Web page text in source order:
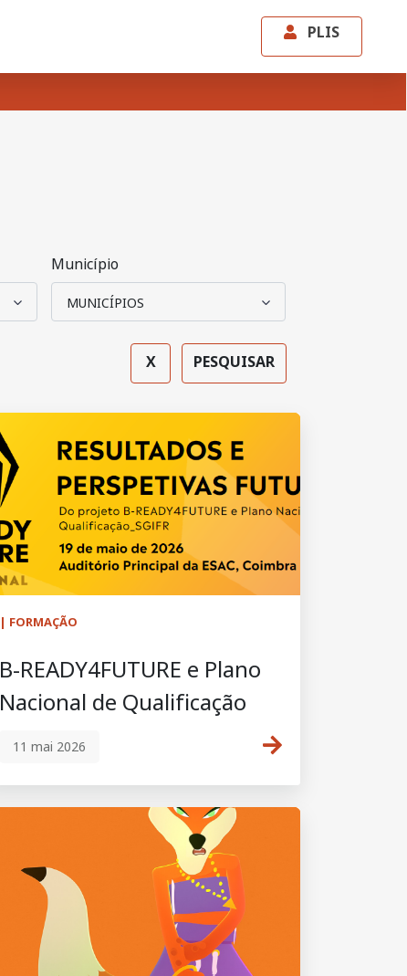
PLIS
Município
X PESQUISAR
| FORMAÇÃO
B-READY4FUTURE e Plano
Nacional de Qualificação
11 mai 2026